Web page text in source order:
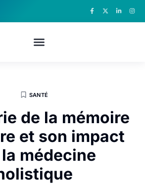
SANTÉ
de la mémoire
et son impact
médecine